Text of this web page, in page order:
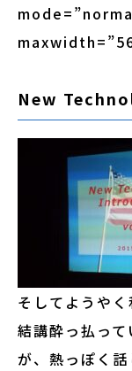
New
そしてようやく
結講酔っ払っ
が、熱っぽく